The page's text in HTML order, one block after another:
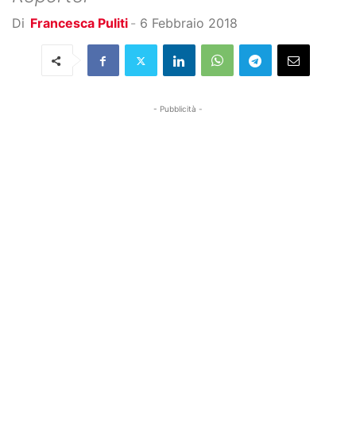
Di Francesca Puliti - 6 Febbraio 2018
- Pubblicità -